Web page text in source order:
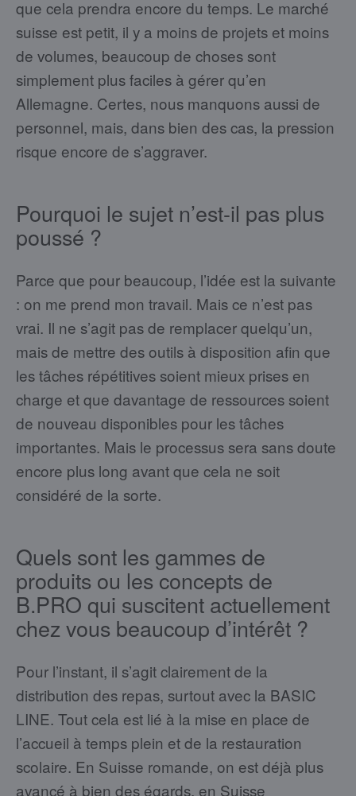
que cela prendra encore du temps. Le marché
suisse est petit, il y a moins de projets et moins
de volumes, beaucoup de choses sont
simplement plus faciles à gérer qu’en
Allemagne. Certes, nous manquons aussi de
personnel, mais, dans bien des cas, la pression
risque encore de s’aggraver.
Pourquoi le sujet n’est-il pas plus
poussé ?
Parce que pour beaucoup, l’idée est la suivante
: on me prend mon travail. Mais ce n’est pas
vrai. Il ne s’agit pas de remplacer quelqu’un,
mais de mettre des outils à disposition afin que
les tâches répétitives soient mieux prises en
charge et que davantage de ressources soient
de nouveau disponibles pour les tâches
importantes. Mais le processus sera sans doute
encore plus long avant que cela ne soit
considéré de la sorte.
Quels sont les gammes de
produits ou les concepts de
B.PRO qui suscitent actuellement
chez vous beaucoup d’intérêt ?
Pour l’instant, il s’agit clairement de la
distribution des repas, surtout avec la BASIC
LINE. Tout cela est lié à la mise en place de
l’accueil à temps plein et de la restauration
scolaire. En Suisse romande, on est déjà plus
avancé à bien des égards, en Suisse